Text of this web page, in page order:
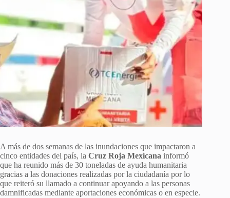
A más de dos semanas de las inundaciones que impactaron a
cinco entidades del país, la Cruz Roja Mexicana informó
que ha reunido más de 30 toneladas de ayuda humanitaria
gracias a las donaciones realizadas por la ciudadanía por lo
que reiteró su llamado a continuar apoyando a las personas
damnificadas mediante aportaciones económicas o en especie.